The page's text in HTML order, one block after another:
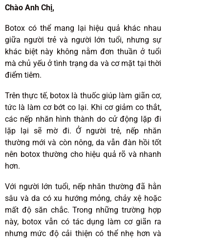
Chào Anh Chị,
Botox có thể mang lại hiệu quả khác nhau
giữa người trẻ và người lớn tuổi, nhưng sự
khác biệt này không nằm đơn thuần ở tuổi
mà chủ yếu ở tình trạng da và cơ mặt tại thời
điểm tiêm.
Trên thực tế, botox là thuốc giúp làm giãn cơ,
tức là làm cơ bớt co lại. Khi cơ giảm co thắt,
các nếp nhăn hình thành do cử động lặp đi
lặp lại sẽ mờ đi. Ở người trẻ, nếp nhăn
thường mới và còn nông, da vẫn đàn hồi tốt
nên botox thường cho hiệu quả rõ và nhanh
hơn.
Với người lớn tuổi, nếp nhăn thường đã hằn
sâu và da có xu hướng mỏng, chảy xệ hoặc
mất độ săn chắc. Trong những trường hợp
này, botox vẫn có tác dụng làm cơ giãn ra
nhưng mức độ cải thiện có thể nhẹ hơn và